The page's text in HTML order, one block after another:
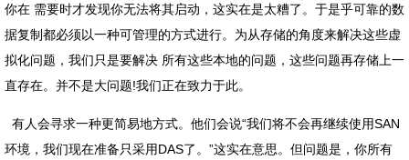
你在 需要时才发现你无法将其启动，这实在是太糟了。于是乎可靠的数
据复制都必须以一种可管理的方式进行。为从存储的角度来解决这些虚
拟化问题，我们只是要解决 所有这些本地的问题，这些问题再存储上一
直存在。并不是大问题!我们正在致力于此。
有人会寻求一种更简易地方式。他们会说“我们将不会再继续使用SAN
环境，我们现在准备只采用DAS了。”这实在意思。但问题是，你所有